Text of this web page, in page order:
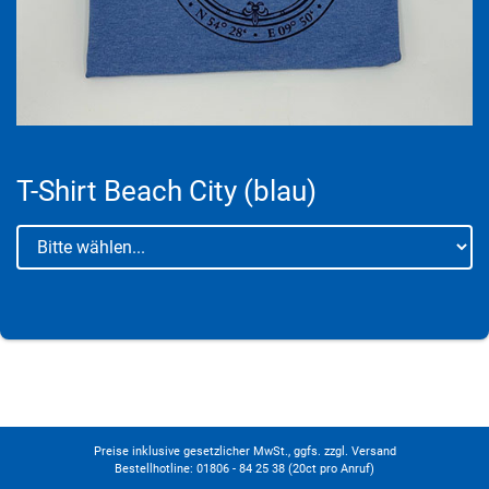
T-Shirt Beach City (blau)
Preise inklusive gesetzlicher MwSt., ggfs. zzgl. Versand
Bestellhotline: 01806 - 84 25 38 (20ct pro Anruf)